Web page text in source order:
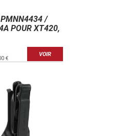
/
POUR XT420,
€
VOIR